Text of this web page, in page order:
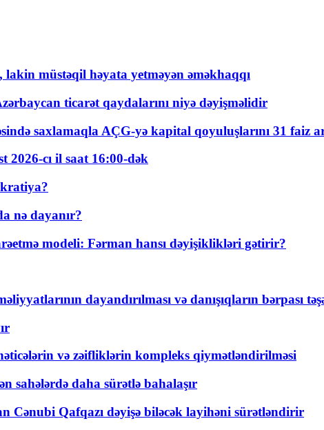
müstəqil həyata yetməyən əməkhaqqı
ticarət qaydalarını niyə dəyişməlidir
saxlamaqla AÇG-yə kapital qoyuluşlarını 31 faiz
2026-cı il saat 16:00-dək
nə dayanır?
modeli: Fərman hansı dəyişiklikləri gətirir?
dayandırılması və danışıqların bərpası
və zəifliklərin kompleks qiymətləndirilməsi
sahələrdə daha sürətlə bahalaşır
Cənubi Qafqazı dəyişə biləcək layihəni sürətləndirir